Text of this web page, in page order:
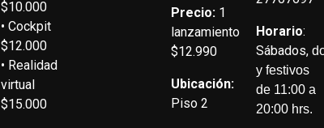
$10.000
• Cockpit
$12.000
• Realidad
virtual
$15.000
Precio:1
lanzamiento
$12.990
Ubicación:
Piso 2
Horario:
Sábados,
y festivos
de 11:00 a
20:00 hrs.